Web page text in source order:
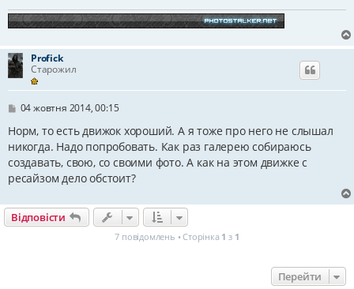
е
н
я
Profick
Старожил
П
в
д
о
м
л
н
н
я
04 жовтня 2014, 00:15
Норм, то есть движок хороший. А я тоже про него не слышал
никогда. Надо попробовать. Как раз галерею собираюсь
создавать, свою, со своими фото. А как на этом движке с
ресайзом дело обстоит?
Відповісти
7 повідомлень • Сторінка 1 з 1
Перейти